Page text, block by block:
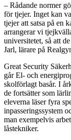
– Rådande normer
för tjejer. Inget kan
tjejer att satsa på en
arrangerar vi
universitetet, så att
Jarl, lärare på
Great Security
går El- och
skolförlagt basår. I
de fortsätter som
eleverna läser fyra
inpasseringssystem
man exempelvis
låstekniker.